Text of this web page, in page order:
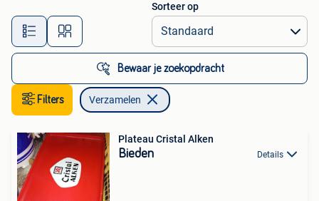
Alle afstanden…
Sorteer op
Bewaar je zoekopdracht
Filters Verzamelen
Plateau Cristal Alken
Bieden Details